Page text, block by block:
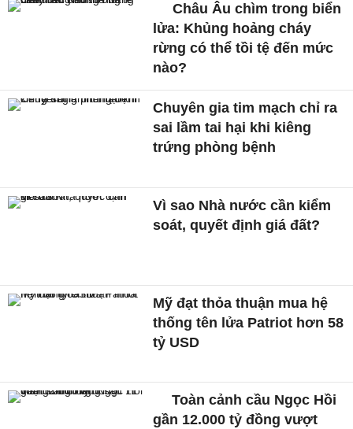
Châu Âu chìm trong biển
lửa: Khủng hoảng cháy
rừng có thể tồi tệ đến mức
nào?
Chuyên gia tim mạch chỉ ra
sai lầm tai hại khi kiêng
trứng phòng bệnh
Vì sao Nhà nước cần kiểm
soát, quyết định giá đất?
Mỹ đạt thỏa thuận mua hệ
thống tên lửa Patriot hơn 58
tỷ USD
Toàn cảnh cầu Ngọc Hồi
gần 12.000 tỷ đồng vượt